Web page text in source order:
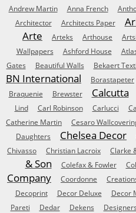
Andrew Martin
Anna French
Architector
Architects Paper
Arte Arteks Arthouse
Wallpapers
Ashford House
Gates
Beautiful Walls Bekaert
BN International Borastapeter
Braquenie
Brewster Calcutta
Lind
Carl Robinson Carlucci
Catherine Martin
Cesaro
Daughters
Chelsea Decor
Chivasso
Christian Lacroix Clarke
& Son
Colefax & Fowler
Company
Coordonne
Decoprint
Decor Deluxe Decor
Pareti
Dedar Dekens